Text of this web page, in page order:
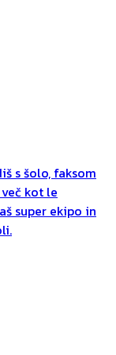
s šolo, faksom
kot le
super ekipo in